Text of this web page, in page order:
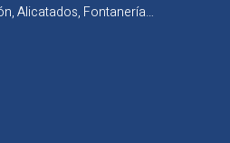
Alicatados, Fontanería…